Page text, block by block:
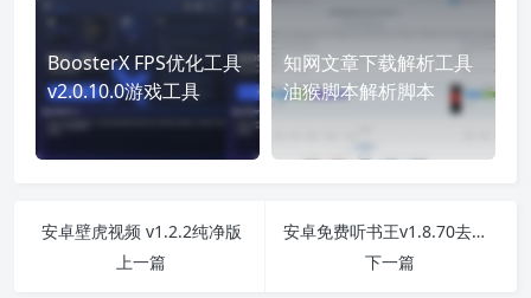
BoosterX FPS优化工具
v2.0.10.0游戏工具
知网文章下载解析工具
油猴脚本解析脚本
安卓壁虎视频 v1.2.2纯净版
上一篇
安卓免费听书王v1.8.70去广告清爽版
下一篇